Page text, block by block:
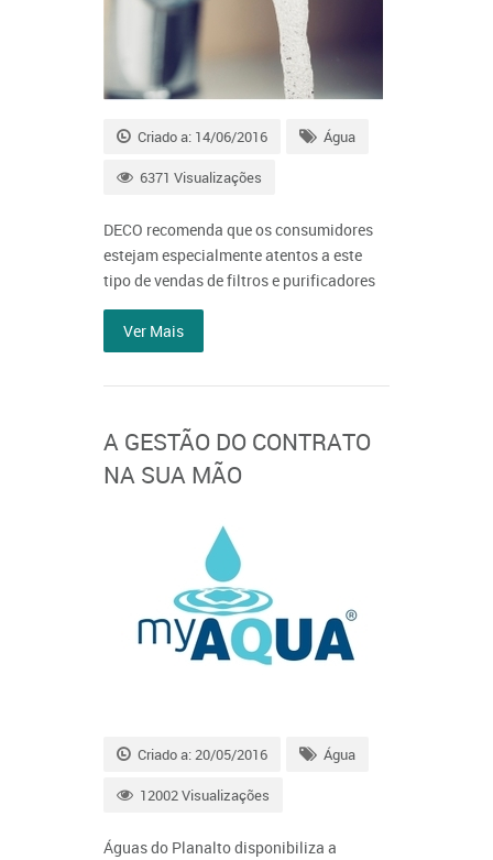
Criado a: 14/06/2016 Água
6371 Visualizações
DECO recomenda que os consumidores
estejam especialmente atentos a este
tipo de vendas de filtros e purificadores
Ver Mais
A GESTÃO DO CONTRATO
NA SUA MÃO
Criado a: 20/05/2016 Água
12002 Visualizações
Águas do Planalto disponibiliza a